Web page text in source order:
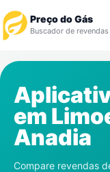
Preço do Gás
Buscador de revendas
Revendedor
Notícias
em
Anadia
Compare revendas